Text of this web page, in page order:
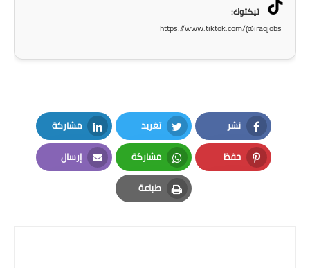
المرحلة الاعدادية
دروس
المرحلة الابتدائية
تيكتوك:
https://www.tiktok.com/@iraqjobs
نشر
Facebook
تغريد
Twitter
مشاركة
LinkedIn
حفظ
Pinterest
مشاركة
Whatsapp
إرسال
Email
طباعة
Print